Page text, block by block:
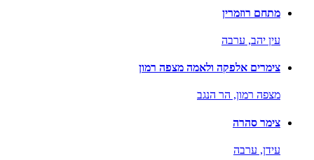
מתחם רוזמרין
עין יהב, ערבה
צימרים אלפקה ולאמה מצפה רמון
מצפה רמון, הר הנגב
צימר סהרה
עידן, ערבה